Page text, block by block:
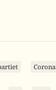
Corona